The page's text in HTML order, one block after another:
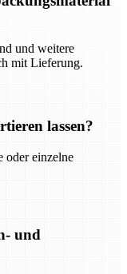
und weitere
mit Lieferung.
lassen?
oder einzelne
und